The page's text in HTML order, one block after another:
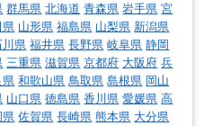
群馬県 北海道 青森県 岩手県 宮
県 山形県 福島県 山梨県 新潟県
川県 福井県 長野県 岐阜県 静岡
三重県 滋賀県 京都府 大阪府 兵
県 和歌山県 鳥取県 島根県 岡山
山口県 徳島県 香川県 愛媛県 高
県 佐賀県 長崎県 熊本県 大分県